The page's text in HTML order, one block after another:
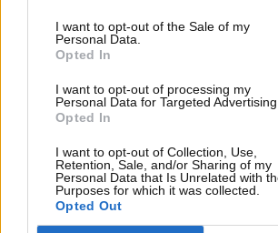
I want to opt-out of the Sale of my
Personal Data.
Opted In
I want to opt-out of processing my
Personal Data for Targeted Advertising.
Opted In
I want to opt-out of Collection, Use,
Retention, Sale, and/or Sharing of my
Personal Data that Is Unrelated with
Purposes for which it was collected.
Opted Out